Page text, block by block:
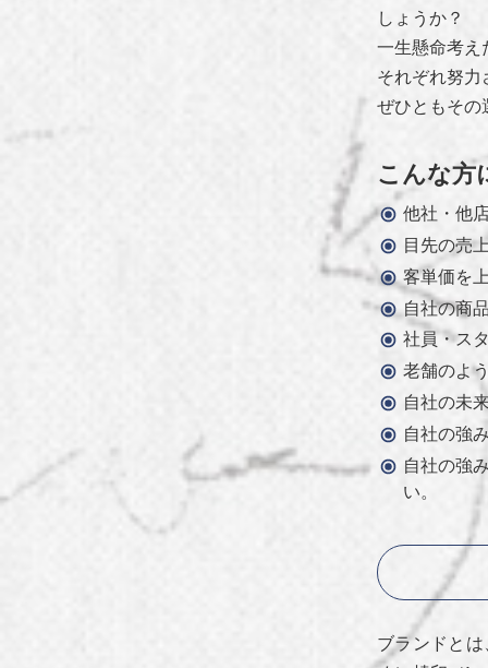
しょうか？
一生懸命考え
それぞれ努力
ぜひともその
こんな
他社・他
目先の売
客単価を
自社の商
社員・ス
老舗のよ
自社の未
自社の強
自社の強
い。
ブランドと